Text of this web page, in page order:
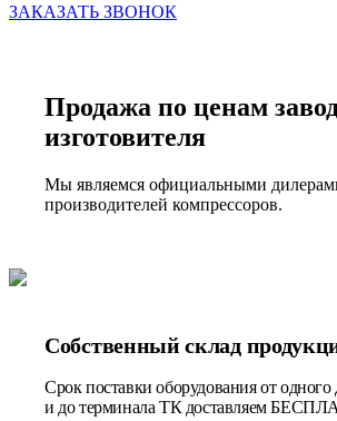
ЗАКАЗАТЬ ЗВОНОК
Продажа по ценам
изготовителя
Мы являемся официальными
производителей компрессоров.
Собственный склад
Срок поставки оборудования от
и до терминала ТК доставляем